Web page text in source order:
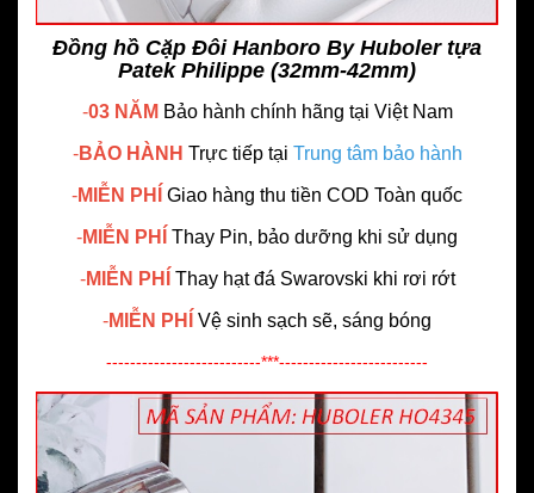
Đồng hồ Cặp Đôi Hanboro By Huboler tựa
Patek Philippe (32mm-42mm)
-03 NĂM Bảo hành chính hãng tại Việt Nam
-BẢO HÀNH Trực tiếp tại Trung tâm bảo hành
-MIỄN PHÍ Giao hàng thu tiền COD Toàn quốc
-MIỄN PHÍ Thay Pin, bảo dưỡng khi sử dụng
-MIỄN PHÍ Thay hạt đá Swarovski khi rơi rớt
-MIỄN PHÍ Vệ sinh sạch sẽ, sáng bóng
--------------------------***-------------------------